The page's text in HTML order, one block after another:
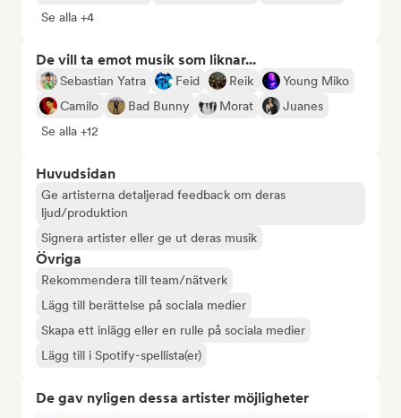
Se alla +4
De vill ta emot musik som liknar...
Sebastian Yatra Feid Reik
Young Miko
Camilo
Bad Bunny Morat
Juanes
Se alla +12
Huvudsidan
Ge artisterna detaljerad feedback om deras
ljud/produktion
Signera artister eller ge ut deras musik
Övriga
Rekommendera till team/nätverk
Lägg till berättelse på sociala medier
Skapa ett inlägg eller en rulle på sociala medier
Lägg till i Spotify-spellista(er)
De gav nyligen dessa artister möjligheter